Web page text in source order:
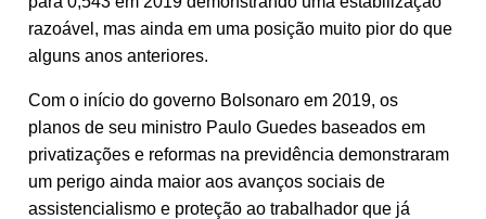
razoável, mas ainda em uma posição muito pior do que
alguns anos anteriores.
Com o início do governo Bolsonaro em 2019, os
planos de seu ministro Paulo Guedes baseados em
privatizações e reformas na previdência demonstraram
um perigo ainda maior aos avanços sociais de
assistencialismo e proteção ao trabalhador que já